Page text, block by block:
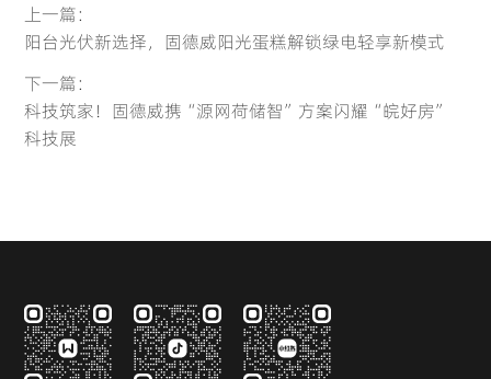
上一篇：
阳台光伏新选择，固德威阳光蛋糕解锁绿电轻享新模式
下一篇：
科技筑家！固德威携“源网荷储智”方案闪耀“皖好房”
科技展